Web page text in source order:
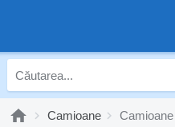
Camioane